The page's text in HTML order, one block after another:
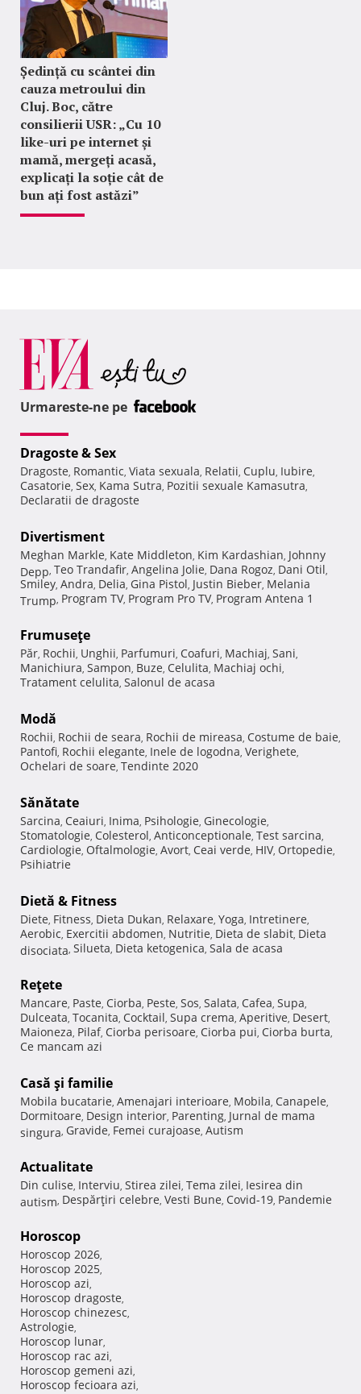
Ședință cu scântei din
cauza metroului din
Cluj. Boc, către
consilierii USR: „Cu 10
like-uri pe internet și
mamă, mergeți acasă,
explicați la soție cât de
bun ați fost astăzi”
Urmareste-ne pe
Dragoste & Sex
Dragoste, Romantic, Viata sexuala, Relatii, Cuplu, Iubire,
Casatorie, Sex, Kama Sutra, Pozitii sexuale Kamasutra,
Declaratii de dragoste
Divertisment
Meghan Markle, Kate Middleton, Kim Kardashian, Johnny
Depp, Teo Trandafir, Angelina Jolie, Dana Rogoz, Dani Otil,
Smiley, Andra, Delia, Gina Pistol, Justin Bieber, Melania
Trump, Program TV, Program Pro TV, Program Antena 1
Frumuseţe
Păr, Rochii, Unghii, Parfumuri, Coafuri, Machiaj, Sani,
Manichiura, Sampon, Buze, Celulita, Machiaj ochi,
Tratament celulita, Salonul de acasa
Modă
Rochii, Rochii de seara, Rochii de mireasa, Costume de baie,
Pantofi, Rochii elegante, Inele de logodna, Verighete,
Ochelari de soare, Tendinte 2020
Sănătate
Sarcina, Ceaiuri, Inima, Psihologie, Ginecologie,
Stomatologie, Colesterol, Anticonceptionale, Test sarcina,
Cardiologie, Oftalmologie, Avort, Ceai verde, HIV, Ortopedie,
Psihiatrie
Dietă & Fitness
Diete, Fitness, Dieta Dukan, Relaxare, Yoga, Intretinere,
Aerobic, Exercitii abdomen, Nutritie, Dieta de slabit, Dieta
disociata, Silueta, Dieta ketogenica, Sala de acasa
Reţete
Mancare, Paste, Ciorba, Peste, Sos, Salata, Cafea, Supa,
Dulceata, Tocanita, Cocktail, Supa crema, Aperitive, Desert,
Maioneza, Pilaf, Ciorba perisoare, Ciorba pui, Ciorba burta,
Ce mancam azi
Casă şi familie
Mobila bucatarie, Amenajari interioare, Mobila, Canapele,
Dormitoare, Design interior, Parenting, Jurnal de mama
singura, Gravide, Femei curajoase, Autism
Actualitate
Din culise, Interviu, Stirea zilei, Tema zilei, Iesirea din
autism, Despărţiri celebre, Vesti Bune, Covid-19, Pandemie
Horoscop
Horoscop 2026,
Horoscop 2025,
Horoscop azi,
Horoscop dragoste,
Horoscop chinezesc,
Astrologie,
Horoscop lunar,
Horoscop rac azi,
Horoscop gemeni azi,
Horoscop fecioara azi,